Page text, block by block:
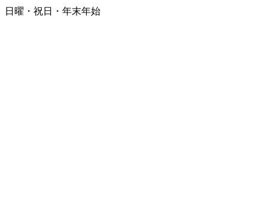
日曜・祝日・年末年始